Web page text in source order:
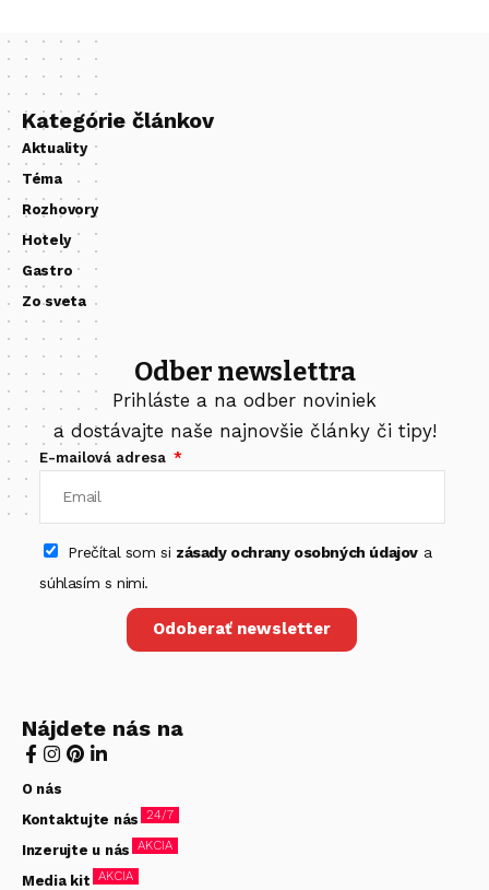
Kategórie článkov
Aktuality
Téma
Rozhovory
Hotely
Gastro
Zo sveta
Odber newslettra
Prihláste a na odber noviniek
a dostávajte naše najnovšie články či tipy!
E-mailová adresa
Prečítal som si zásady ochrany osobných údajova
súhlasím s nimi.
Odoberať newsletter
Nájdete nás na
O nás
Kontaktujte nás 24/7
Inzerujte u nás AKCIA
Media kit AKCIA